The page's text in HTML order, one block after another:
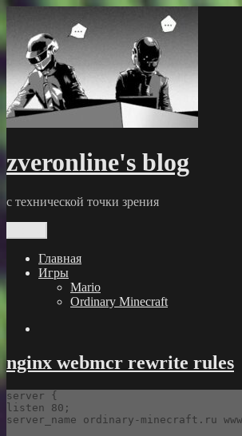
Перейти
содержимому
zveronline's blog
с технической точки зрения
Главная
Игры
Mario
Ordinary Minecraft
nginx webmcr rewrite rules
server {
listen 80;
server_name ordinary-minecraft.ru